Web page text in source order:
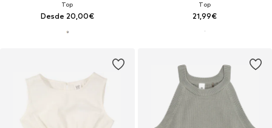
Top
Desde 20,00€
Top
21,99€